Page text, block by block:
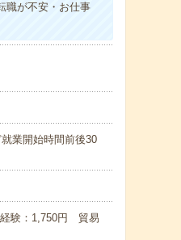
職が不安・お仕事
業開始時間前後30
験：1,750円 貿易